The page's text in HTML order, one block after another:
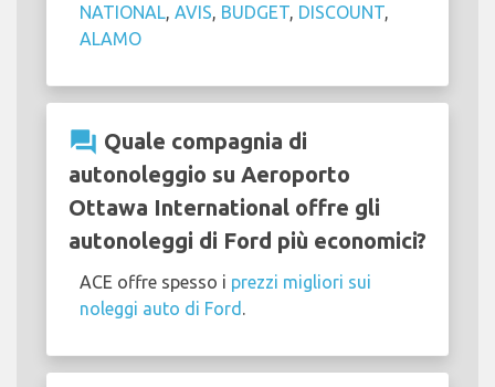
NATIONAL
AVIS BUDGET DISCOUNT
ALAMO
question_answer Quale compagnia di
autonoleggio su Aeroporto
Ottawa International offre gli
autonoleggi di Ford più economici?
ACE offre spesso i prezzi migliori sui
noleggi auto di Ford